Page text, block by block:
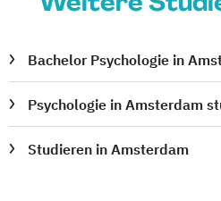
Bachelor Psychologie in
Psychologie in Amsterdam
Studieren in Amsterdam